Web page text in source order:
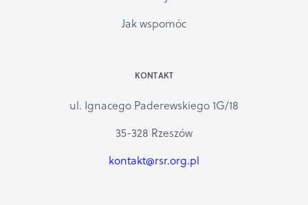
Jak wspomóc
KONTAKT
ul. Ignacego Paderewskiego 1G/18
35-328 Rzeszów
kontakt@rsr.org.pl